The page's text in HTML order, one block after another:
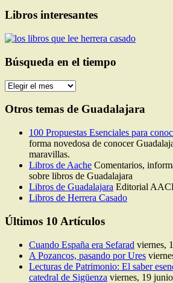
Libros interesantes
Búsqueda en el tiempo
Búsqueda
el
Otros temas de Guadalajara
100 Propuestas Esenciales para
forma novedosa de conocer
maravillas.
Libros de Aache Comentarios,
sobre libros de Guadalajara
Libros de Guadalajara Editorial
Libros de Herrera Casado
Últimos 10 Artículos
Cuando España era Sefarad viernes,
A Pozancos, pasando por Ures
Lecturas de Patrimonio: El saber
catedral de Sigüenza viernes, 19